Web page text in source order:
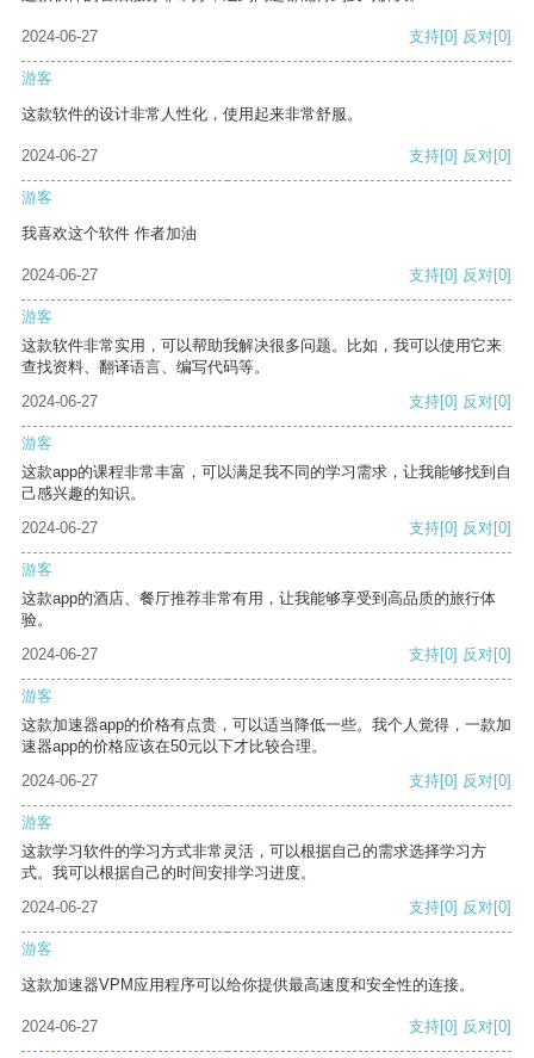
2024-06-27 支持[0] 反对[0]
游客
这款软件的设计非常人性化，使用起来非常舒服。
2024-06-27 支持[0] 反对[0]
游客
我喜欢这个软件 作者加油
2024-06-27 支持[0] 反对[0]
游客
这款软件非常实用，可以帮助我解决很多问题。比如，我可以使用它来
查找资料、翻译语言、编写代码等。
2024-06-27
支持[0] 反对[0]
游客
这款app的课程非常丰富，可以满足我不同的学习需求，让我能够找到自
己感兴趣的知识。
2024-06-27
支持[0] 反对[0]
游客
这款app的酒店、餐厅推荐非常有用，让我能够享受到高品质的旅行体
验。
2024-06-27
支持[0] 反对[0]
游客
这款加速器app的价格有点贵，可以适当降低一些。我个人觉得，一款加
速器app的价格应该在50元以下才比较合理。
2024-06-27
支持[0] 反对[0]
游客
这款学习软件的学习方式非常灵活，可以根据自己的需求选择学习方
式。我可以根据自己的时间安排学习进度。
2024-06-27
支持[0] 反对[0]
游客
这款加速器VPM应用程序可以给你提供最高速度和安全性的连接。
2024-06-27 支持[0] 反对[0]